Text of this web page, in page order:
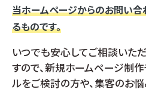
当ホームページからのお問い合
るものです。
いつでも安心してご相談いた
すので、 新規ホームページ制作
ルをご検討の方や、集客のお